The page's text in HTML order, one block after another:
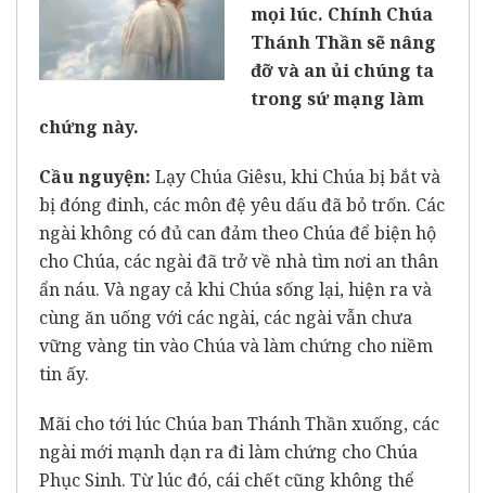
mọi lúc. Chính Chúa
Thánh Thần sẽ nâng
đỡ và an ủi chúng ta
trong sứ mạng làm
chứng này.
Cầu nguyện: Lạy Chúa Giêsu, khi Chúa bị bắt và
bị đóng đinh, các môn đệ yêu dấu đã bỏ trốn. Các
ngài không có đủ can đảm theo Chúa để biện hộ
cho Chúa, các ngài đã trở về nhà tìm nơi an thân
ẩn náu. Và ngay cả khi Chúa sống lại, hiện ra và
cùng ăn uống với các ngài, các ngài vẫn chưa
vững vàng tin vào Chúa và làm chứng cho niềm
tin ấy.
Mãi cho tới lúc Chúa ban Thánh Thần xuống, các
ngài mới mạnh dạn ra đi làm chứng cho Chúa
Phục Sinh. Từ lúc đó, cái chết cũng không thể